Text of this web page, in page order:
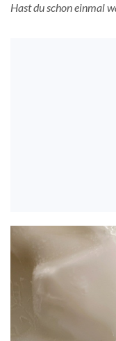
Hast du schon einmal